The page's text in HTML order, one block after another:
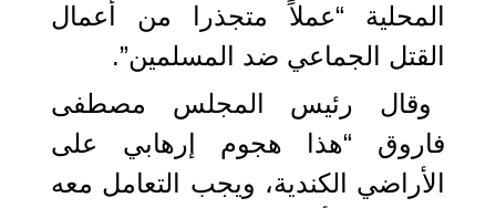
المحلية “عملاً متجذرا من أعمال
القتل الجماعي ضد المسلمين”.
وقال رئيس المجلس مصطفى
فاروق “هذا هجوم إرهابي على
الأراضي الكندية، ويجب التعامل معه